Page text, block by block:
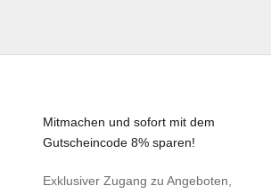
Mitmachen und sofort mit dem
Gutscheincode 8% sparen!
Exklusiver Zugang zu Angeboten,